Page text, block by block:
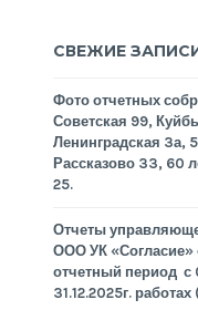
СВЕЖИЕ
Фото отчетных
Советская 99,
Ленинградская 3а,
Рассказово 33, 60
25.
Отчеты
ООО УК
отчетный период с
31.12.2025г. работах